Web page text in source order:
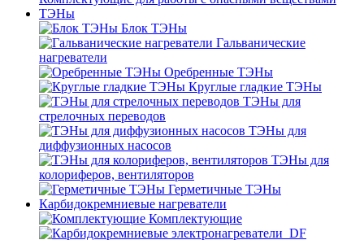
ТЭНы
Блок ТЭНы
Гальванические
нагреватели
Оребренные ТЭНы
Круглые гладкие ТЭНы
ТЭНы для
стрелочных переводов
ТЭНы для
диффузионных насосов
ТЭНы для
колориферов, вентиляторов
Герметичные ТЭНы
Карбидокремниевые нагреватели
Комплектующие